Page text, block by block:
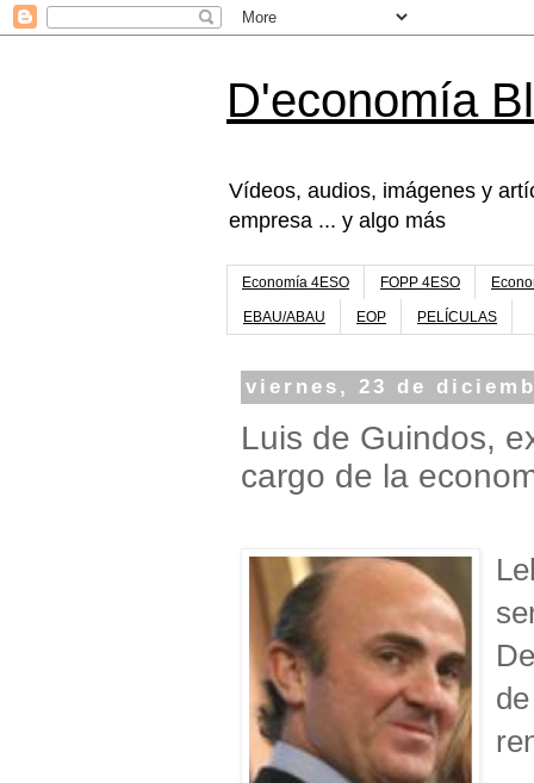
D'economía
Vídeos, audios, imágenes y
empresa ... y algo más
Economía 4ESO FOPP 4ESO
EBAU/ABAU EOP PELÍCULAS
viernes, 23 de
Luis de Guindos,
cargo de la